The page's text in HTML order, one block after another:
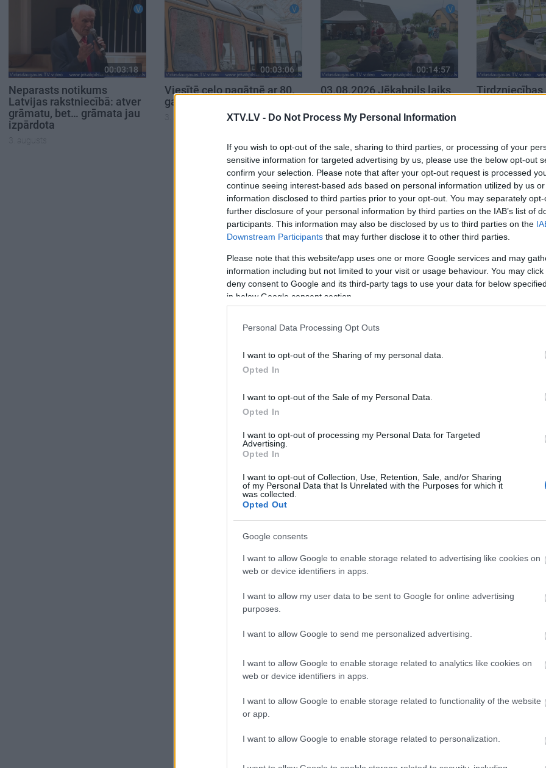
XTV.LV - Do Not Process My Personal Information
If you wish to opt-out of the sale, sharing to third parties, or processing of your
sensitive information for targeted advertising by us, please use the below opt-out
confirm your selection. Please note that after your opt-out request is processed
continue seeing interest-based ads based on personal information utilized by us
information disclosed to third parties prior to your opt-out. You may separately
further disclosure of your personal information by third parties on the IAB’s list of
participants. This information may also be disclosed by us to third parties on the
Downstream Participants that may further disclose it to other third parties.
Please note that this website/app uses one or more Google services and may
information including but not limited to your visit or usage behaviour. You may
deny consent to Google and its third-party tags to use your data for below
in below Google consent section.
Personal Data Processing Opt Outs
I want to opt-out of the Sharing of my personal data.
Opted In
I want to opt-out of the Sale of my Personal Data.
Opted In
I want to opt-out of processing my Personal Data for Targeted
Advertising.
Opted In
I want to opt-out of Collection, Use, Retention, Sale, and/or Sharing
of my Personal Data that Is Unrelated with the Purposes for which it
was collected.
Opted Out
Google consents
I want to allow Google to enable storage related to advertising like cookies on
web or device identifiers in apps.
I want to allow my user data to be sent to Google for online advertising
purposes.
I want to allow Google to send me personalized advertising.
I want to allow Google to enable storage related to analytics like cookies on
web or device identifiers in apps.
I want to allow Google to enable storage related to functionality of the website
or app.
I want to allow Google to enable storage related to personalization.
00:03:18
Neparasts notikums
Latvijas rakstniecībā: atver
grāmatu, bet… grāmata jau
izpārdota
3. augusts
00:03:06
Viesītē ceļo pagātnē ar 80.
gadu pasažieru autobusu
3. augusts
00:14:57
03.08.2026 Jēkabpils laiks
Tirdzniecības